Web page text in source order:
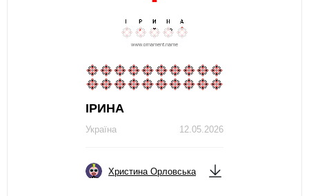
ІРИНА
12.05.2026
Україна
Христина Орловська